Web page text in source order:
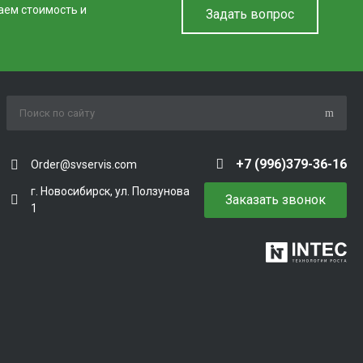
стоимость и
Задать вопрос
Order@svservis.com +7 (996)379-36-16
г. Новосибирск, ул. Ползунова
1
Заказать звонок